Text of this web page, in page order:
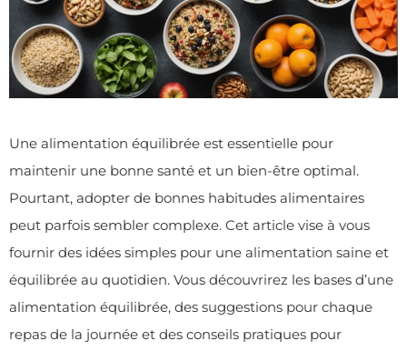
Une alimentation équilibrée est essentielle pour
maintenir une bonne santé et un bien-être optimal.
Pourtant, adopter de bonnes habitudes alimentaires
peut parfois sembler complexe. Cet article vise à vous
fournir des idées simples pour une alimentation saine et
équilibrée au quotidien. Vous découvrirez les bases d’une
alimentation équilibrée, des suggestions pour chaque
repas de la journée et des conseils pratiques pour